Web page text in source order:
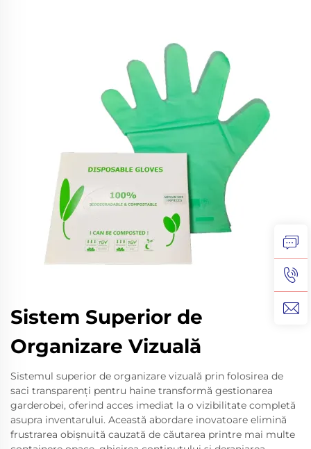
Sistem Superior de
Organizare Vizuală
Sistemul superior de organizare vizuală prin folosirea de
saci transparenți pentru haine transformă gestionarea
garderobei, oferind acces imediat la o vizibilitate completă
asupra inventarului. Această abordare inovatoare elimină
frustrarea obișnuită cauzată de căutarea printre mai multe